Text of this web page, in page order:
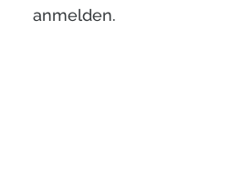
anmelden.